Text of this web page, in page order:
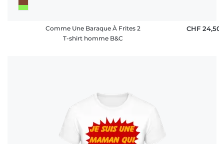
Comme Une Baraque À Frites 2
T-shirt homme B&C
CHF 24,50